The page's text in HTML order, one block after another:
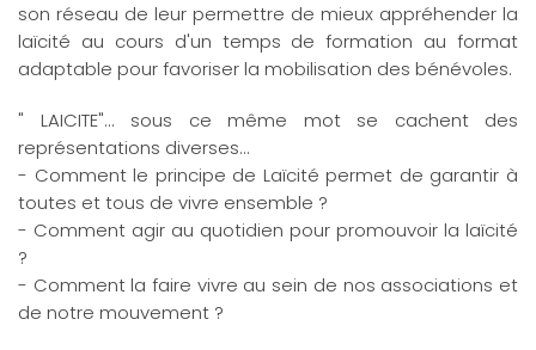
son réseau de leur permettre de mieux appréhender la
laïcité au cours d'un temps de formation au format
adaptable pour favoriser la mobilisation des bénévoles.
" LAICITE"... sous ce même mot se cachent des
représentations diverses…
- Comment le principe de Laïcité permet de garantir à
toutes et tous de vivre ensemble ?
- Comment agir au quotidien pour promouvoir la laïcité
?
- Comment la faire vivre au sein de nos associations et
de notre mouvement ?